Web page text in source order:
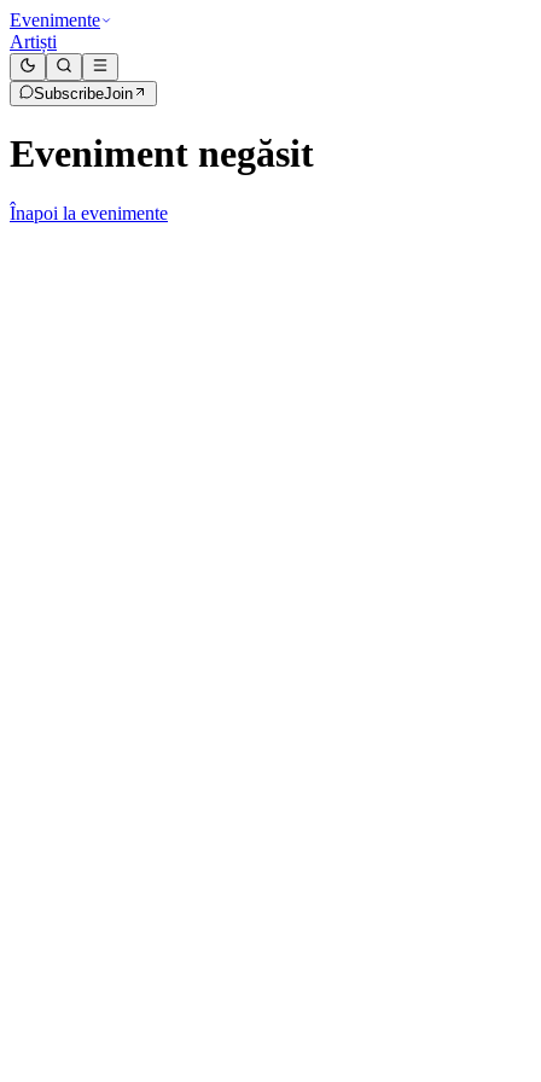
Evenimente
Artiști
SubscribeJoin
Eveniment negăsit
Înapoi la evenimente